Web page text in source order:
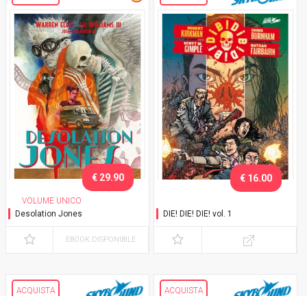
VOLUME UNICO
Desolation Jones
€ 29.90
EBOOK DISPONIBILE
DIE! DIE! DIE! vol. 1
€ 16.00
ACQUISTA ACQUISTA